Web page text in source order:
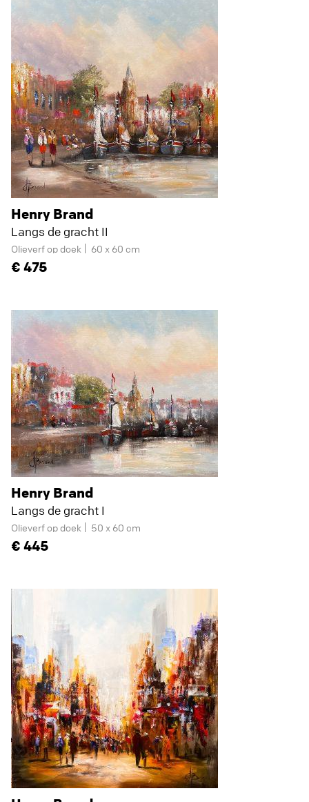
Henry Brand
Langs de gracht II
Olieverf op doek 60 x 60 cm
475
Henry Brand
Langs de gracht I
Olieverf op doek 50 x 60 cm
445